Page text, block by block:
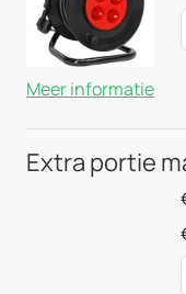
Meer informatie
Extra portie